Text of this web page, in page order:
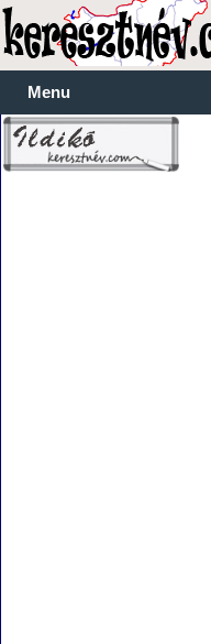
Menu